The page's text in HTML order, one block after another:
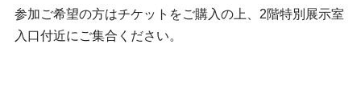
参加ご希望の方はチケットをご購入の上、2階特別展示室
入口付近にご集合ください。